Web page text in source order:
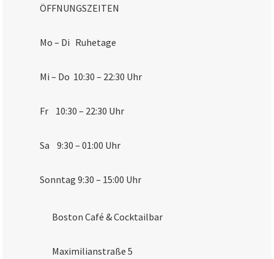
ÖFFNUNGSZEITEN
Mo – Di Ruhetage
Mi – Do 10:30 – 22:30 Uhr
Fr 10:30 – 22:30 Uhr
Sa 9:30 – 01:00 Uhr
Sonntag 9:30 – 15:00 Uhr
Boston Café & Cocktailbar
Maximilianstraße 5